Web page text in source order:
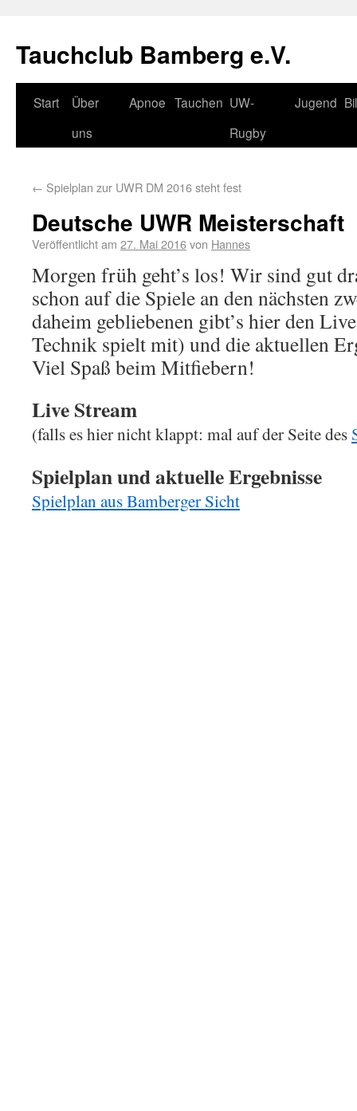
Tauchclub Bamberg e.V.
Start
Über
uns
Apnoe Tauchen UW-
Rugby
Jugend
← Spielplan zur UWR DM 2016 steht fest
Deutsche UWR Meisterschaft
Veröffentlicht am 27. Mai 2016von Hannes
Morgen früh geht’s los! Wir sind gut
schon auf die Spiele an den nächsten
daheim gebliebenen gibt’s hier den
Technik spielt mit) und die aktuellen
Viel Spaß beim Mitfiebern!
Live Stream
(falls es hier nicht klappt: mal auf der Seite des
Spielplan und aktuelle Ergebnisse
Spielplan aus Bamberger Sicht